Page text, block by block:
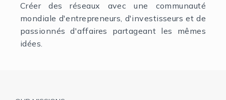
Créer des réseaux avec une communauté
mondiale d'entrepreneurs, d'investisseurs et de
passionnés d'affaires partageant les mêmes
idées.